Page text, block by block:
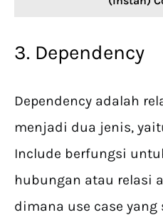
3. Dependency
Dependency adalah
menjadi dua jenis,
Include berfungsi
hubungan atau relasi
dimana use case